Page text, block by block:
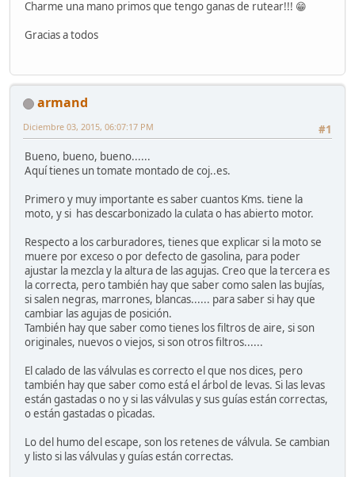
Charme una mano primos que tengo ganas de rutear!!! 😁
Gracias a todos
armand
#1
Diciembre 03, 2015, 06:07:17 PM
Bueno, bueno, bueno......
Aquí tienes un tomate montado de coj..es.
Primero y muy importante es saber cuantos Kms. tiene la
moto, y si has descarbonizado la culata o has abierto motor.
Respecto a los carburadores, tienes que explicar si la moto se
muere por exceso o por defecto de gasolina, para poder
ajustar la mezcla y la altura de las agujas. Creo que la tercera es
la correcta, pero también hay que saber como salen las bujías,
si salen negras, marrones, blancas...... para saber si hay que
cambiar las agujas de posición.
También hay que saber como tienes los filtros de aire, si son
originales, nuevos o viejos, si son otros filtros......
El calado de las válvulas es correcto el que nos dices, pero
también hay que saber como está el árbol de levas. Si las levas
están gastadas o no y si las válvulas y sus guías están correctas,
o están gastadas o pìcadas.
Lo del humo del escape, son los retenes de válvula. Se cambian
y listo si las válvulas y guías están correctas.